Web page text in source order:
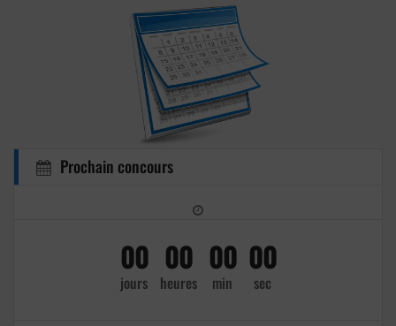
Prochain concours
00
jours
00
heures
00
min
00
sec